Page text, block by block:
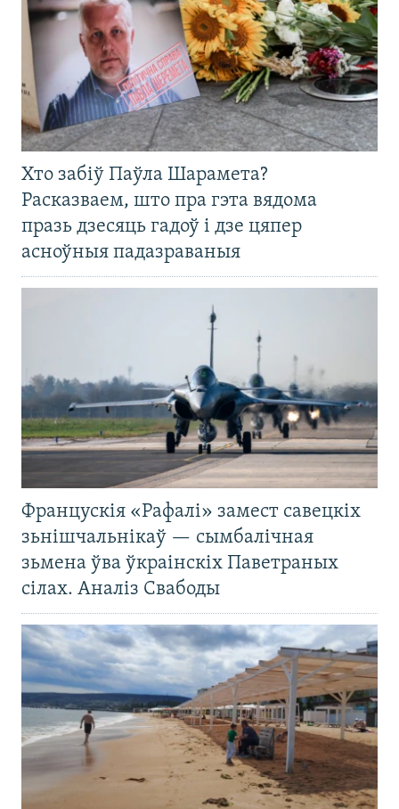
Хто забіў Паўла Шарамета?
Расказваем, што пра гэта вядома
празь дзесяць гадоў і дзе цяпер
асноўныя падазраваныя
Францускія «Рафалі» замест савецкіх
зьнішчальнікаў — сымбалічная
зьмена ўва ўкраінскіх Паветраных
сілах. Аналіз Свабоды